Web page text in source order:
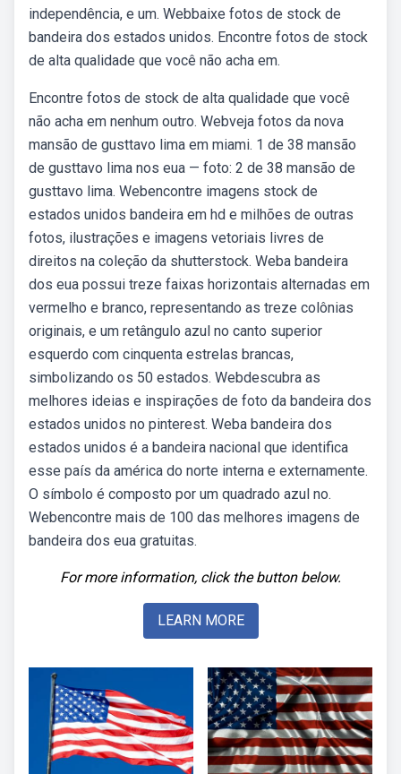
independência, e um. Webbaixe fotos de stock de
bandeira dos estados unidos. Encontre fotos de stock
de alta qualidade que você não acha em.
Encontre fotos de stock de alta qualidade que você
não acha em nenhum outro. Webveja fotos da nova
mansão de gusttavo lima em miami. 1 de 38 mansão
de gusttavo lima nos eua — foto: 2 de 38 mansão de
gusttavo lima. Webencontre imagens stock de
estados unidos bandeira em hd e milhões de outras
fotos, ilustrações e imagens vetoriais livres de
direitos na coleção da shutterstock. Weba bandeira
dos eua possui treze faixas horizontais alternadas em
vermelho e branco, representando as treze colônias
originais, e um retângulo azul no canto superior
esquerdo com cinquenta estrelas brancas,
simbolizando os 50 estados. Webdescubra as
melhores ideias e inspirações de foto da bandeira dos
estados unidos no pinterest. Weba bandeira dos
estados unidos é a bandeira nacional que identifica
esse país da américa do norte interna e externamente.
O símbolo é composto por um quadrado azul no.
Webencontre mais de 100 das melhores imagens de
bandeira dos eua gratuitas.
For more information, click the button below.
LEARN MORE